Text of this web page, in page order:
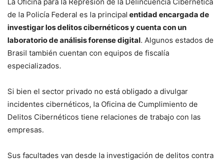
de la Policía Federal es la principal entidad encargada de
investigar los delitos cibernéticos y cuenta con un
laboratorio de análisis forense digital. Algunos estados de
Brasil también cuentan con equipos de fiscalía
especializados.
Si bien el sector privado no está obligado a divulgar
incidentes cibernéticos, la Oficina de Cumplimiento de
Delitos Cibernéticos tiene relaciones de trabajo con las
empresas.
Sus facultades van desde la investigación de delitos contra